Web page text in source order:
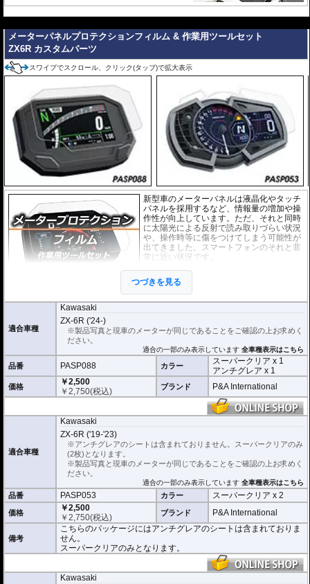
メーターパネルプロテクションフィルム & 作業用ツールセット
ZX6R カスタムパーツ
スワイプでスクロール、クリック(タップ)で拡大表示
新型車のメーターバネルは液晶化やタッチ
パネルを採用するなど、情報量の増加や操
作性が向上しています。ただ、それと同時
に太陽光による反射で読み取りづらい状況
や、操作時等に傷をつけてしまう可能性が
出てきました。スマートフォンのそれと非
常に近い状況です。
このメーターパネルプロテクションフィル
ムは不要な傷や汚れからメーターパネルを
保護します。
ーパークリアとアンチグレア)が入っており、それぞれ目的に合わせたものをご
利用いただけます。
スーパークリア :耐摩耗性が非常に高く、
透明性の高いフィルム。貼り付けてしまう
とメーターになじみ、フィルムの存在がほ
とんどわからなくなります。
アンチグレア :
マット仕上げが施され、太
陽光などによる反射を軽減。視認性の低下
を防ぎ、メーターを読み取りやすくしま
す。もちろん傷に対しても有効です。
ニングクロス、細かい埃も除去する粘着シート、気泡の混入を防ぎ、きれいに
仕上げるスキージがセットになっています。
またこのフィルムは多少の気泡なら数時間から２日ほどで自然に気泡が消える
優れもの。満足のいく取付が容易になりました。
シリコーン系粘着材を採用し、メーターを痛めることがありません。フィルム
を剥がせば、元通りの状態になります。
つづきを見る
適合車種
Kawasaki
ZX-6R ('24-)
※製品写真と現車のメーターが同じであることをご確認の上お求めく
ださい。
適合の一部のみ表示しています全車種表示はこちら
品番 PASP088 カラー
スーパークリア x 1
アンチグレア x 1
価格
￥2,500
￥2,750(税込) ブランド P&A International
適合車種
Kawasaki
ZX-6R ('19-'23)
※アンチグレアのシートは含まれておりません。スーパークリアのみ
(2枚)となります。
※製品写真と現車のメーターが同じであることをご確認の上お求めく
ださい。
適合の一部のみ表示しています全車種表示はこちら
品番 PASP053 カラー スーパークリア x 2
価格
￥2,500
￥2,750(税込) ブランド P&A International
備考
こちらのパッケージにはアンチグレアのシートは含まれておりま
せん。
スーパークリアのみとなります。
Kawasaki